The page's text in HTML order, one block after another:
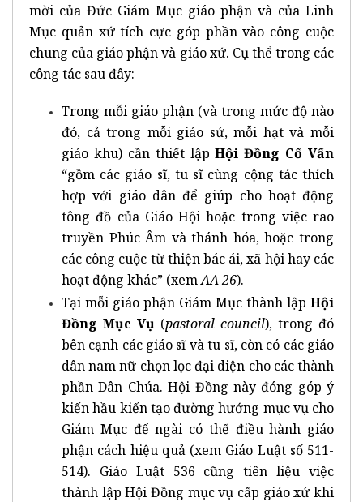
mời của Đức Giám Mục giáo phận và của Linh
Mục quản xứ tích cực góp phần vào công cuộc
chung của giáo phận và giáo xứ. Cụ thể trong các
công tác sau đây:
Trong mỗi giáo phận (và trong mức độ nào
đó, cả trong mỗi giáo sứ, mỗi hạt và mỗi
giáo khu) cần thiết lậpHội Đồng Cố Vấn
“gồm các giáo sĩ, tu sĩ cùng cộng tác thích
hợp với giáo dân để giúp cho hoạt động
tông đồ của Giáo Hội hoặc trong việc rao
truyền Phúc Âm và thánh hóa, hoặc trong
các công cuộc từ thiện bác ái, xã hội hay các
hoạt động khác” (xemAA 26).
Tại mỗi giáo phận Giám Mục thành lập Hội
Đồng Mục Vụ (pastoral council), trong đó
bên cạnh các giáo sĩ và tu sĩ, còn có các giáo
dân nam nữ chọn lọc đại diện cho các thành
phần Dân Chúa. Hội Đồng này đóng góp ý
kiến hầu kiến tạo đường hướng mục vụ cho
Giám Mục để ngài có thể điều hành giáo
phận cách hiệu quả (xem Giáo Luật số 511-
514). Giáo Luật 536 cũng tiên liệu việc
thành lập Hội Đồng mục vụ cấp giáo xứ khi